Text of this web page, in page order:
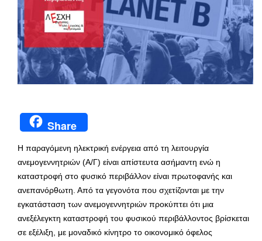
Share
Η παραγόμενη ηλεκτρική ενέργεια από τη λειτουργία
ανεμογεννητριών (Α/Γ) είναι απίστευτα ασήμαντη ενώ η
καταστροφή στο φυσικό περιβάλλον είναι πρωτοφανής και
ανεπανόρθωτη. Από τα γεγονότα που σχετίζονται με την
εγκατάσταση των ανεμογεννητριών προκύπτει ότι μια
ανεξέλεγκτη καταστροφή του φυσικού περιβάλλοντος βρίσκεται
σε εξέλιξη, με μοναδικό κίνητρο το οικονομικό όφελος